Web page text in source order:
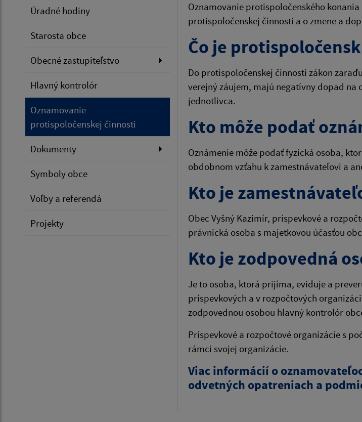
Úradné hodiny
Starosta obce
Obecné zastupiteľstvo
Hlavný kontrolór
Oznamovanie
protispoločenskej činnosti
Dokumenty
Symboly obce
Voľby a referendá
Projekty
Oznamovanie protispoločenského
protispoločenskej činnosti a o zmene a
Čo je
Do protispoločenskej činnosti zákon
verejný záujem, majú negatívny dopad na
jednotlivca.
Kto môže podať
Oznámenie môže podať fyzická osoba,
obdobnom vzťahu k zamestnávateľovi a
Kto je
Obec Vyšný Kazimír, príspevkové a
právnická osoba s majetkovou účasťou
Kto je zodpovedná
Je to osoba, ktorá prijíma, eviduje a
príspevkových a v rozpočtových
zodpovednou osobou hlavný kontrolór
Príspevkové a rozpočtové organizácie s
rámci svojej organizácie.
Viac informácií o
odvetných opatreniach a